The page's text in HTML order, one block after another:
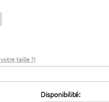
taille ?)
Disponibilité: